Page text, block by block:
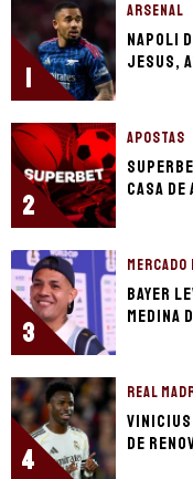
1
ARSENAL
Napoli
Jesus,
2
APOSTAS
casa
3
MERCADO
Bayer
Medina
4
REAL
Vinicius
de